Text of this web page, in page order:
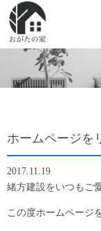
ホームページを
2017.11.19
緒方建設をいつもご
この度ホームページ